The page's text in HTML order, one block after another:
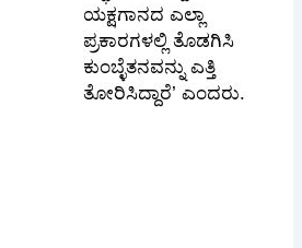
ಯಕ್ಷಗಾನದ ಎಲ್ಲಾ
ಪ್ರಕಾರಗಳಲ್ಲಿ ತೊಡಗಿಸಿ
ಕುಂಬ್ಳೆತನವನ್ನು ಎತ್ತಿ
ತೋರಿಸಿದ್ದಾರೆ’ ಎಂದರು.